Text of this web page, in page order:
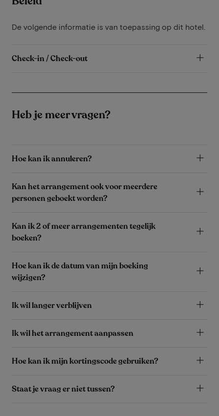
De volgende informatie is van toepassing op dit hotel.
Check-in / Check-out
Heb je meer vragen?
Hoe kan ik annuleren?
Kan het arrangement ook voor meerdere
personen geboekt worden?
Kan ik 2 of meer arrangementen tegelijk
boeken?
Hoe kan ik de datum van mijn boeking
wijzigen?
Ik wil langer verblijven
Ik wil het arrangement aanpassen
Hoe kan ik mijn kortingscode gebruiken?
Staat je vraag er niet tussen?